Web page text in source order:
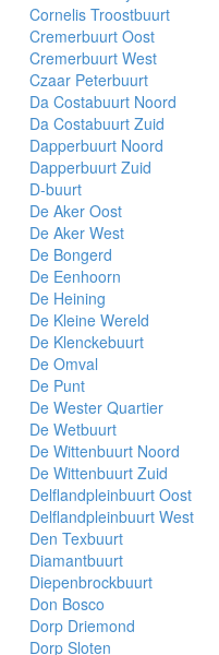
Cornelis Troostbuurt
Cremerbuurt Oost
Cremerbuurt West
Czaar Peterbuurt
Da Costabuurt Noord
Da Costabuurt Zuid
Dapperbuurt Noord
Dapperbuurt Zuid
D-buurt
De Aker Oost
De Aker West
De Bongerd
De Eenhoorn
De Heining
De Kleine Wereld
De Klenckebuurt
De Omval
De Punt
De Wester Quartier
De Wetbuurt
De Wittenbuurt Noord
De Wittenbuurt Zuid
Delflandpleinbuurt Oost
Delflandpleinbuurt West
Den Texbuurt
Diamantbuurt
Diepenbrockbuurt
Don Bosco
Dorp Driemond
Dorp Sloten